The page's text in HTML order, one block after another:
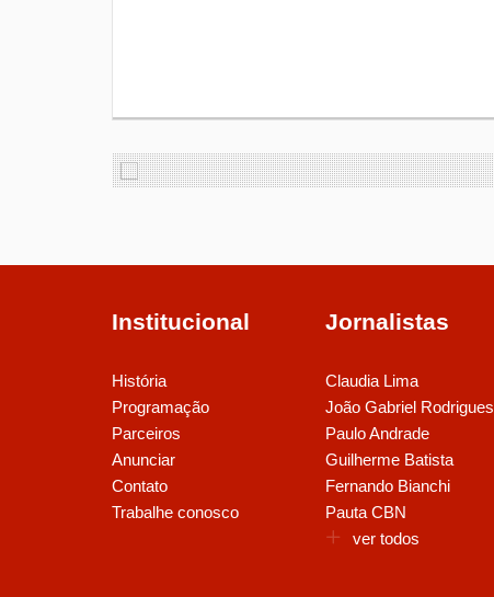
Institucional
História
Programação
Parceiros
Anunciar
Contato
Trabalhe conosco
Jornalistas
Claudia Lima
João Gabriel Rodrigues
Paulo Andrade
Guilherme Batista
Fernando Bianchi
Pauta CBN
ver todos